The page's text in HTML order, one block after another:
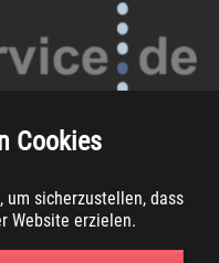
Cookies
um sicherzustellen, dass
Website erzielen.